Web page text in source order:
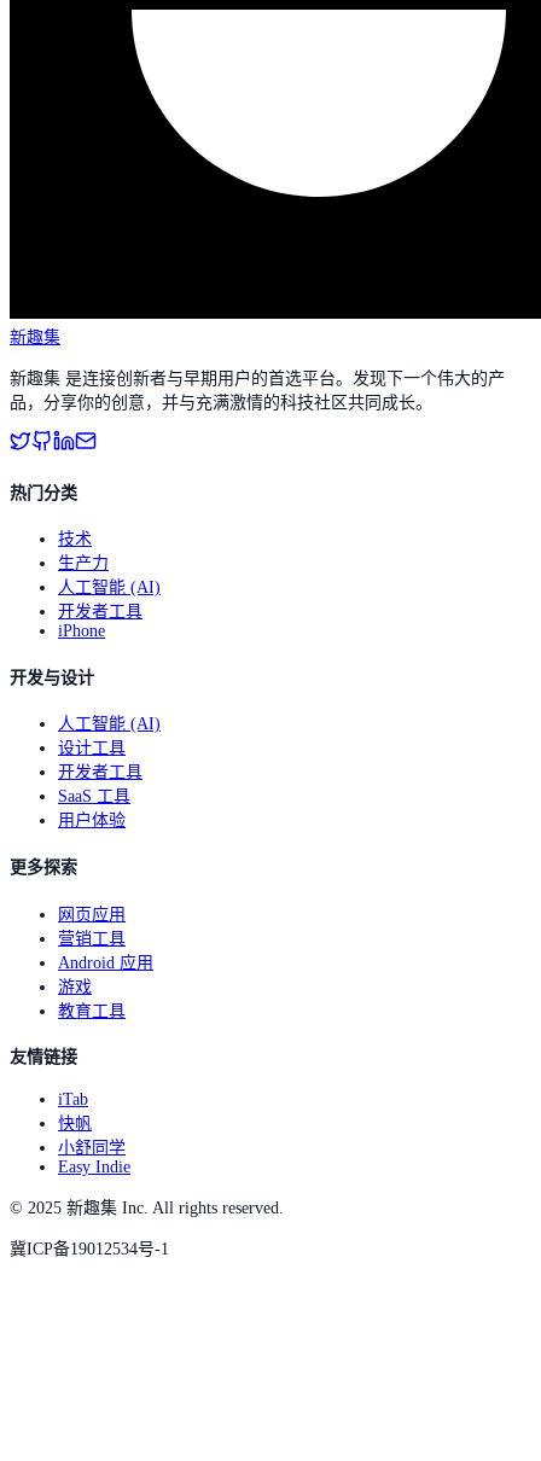
新趣集
新趣集 是连接创新者与早期用户的首选平台。发现下一个伟大的产
品，分享你的创意，并与充满激情的科技社区共同成长。
热门分类
技术
生产力
人工智能 (AI)
开发者工具
iPhone
开发与设计
人工智能 (AI)
设计工具
开发者工具
SaaS 工具
用户体验
更多探索
网页应用
营销工具
Android 应用
游戏
教育工具
友情链接
iTab
快帆
小舒同学
Easy Indie
© 2025 新趣集 Inc. All rights reserved.
冀ICP备19012534号-1